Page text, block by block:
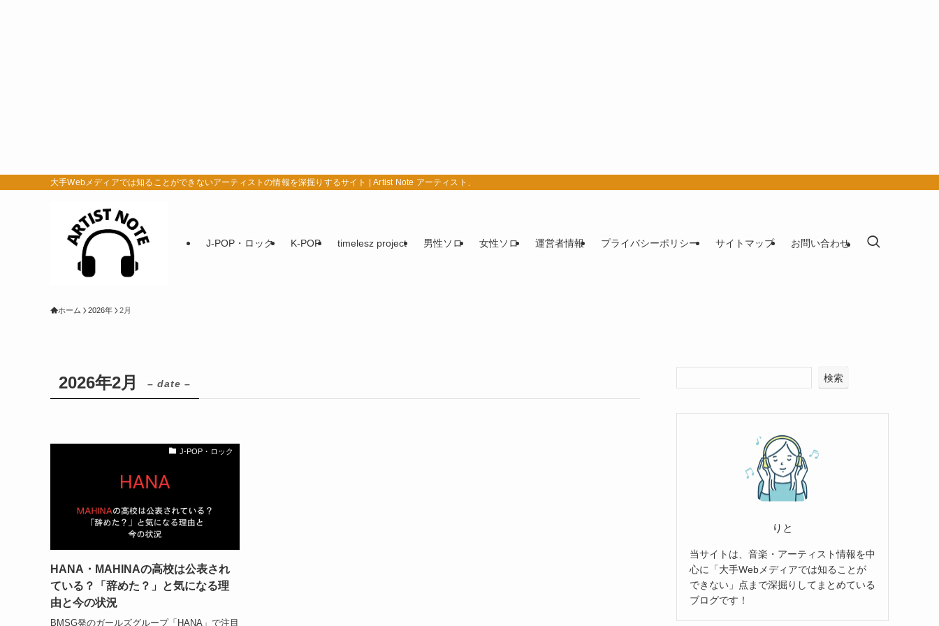
大手Webメディアでは知ることができないアーティストの情報を深掘りするサイト | Artist Note アーティストノート
J-POP・ロック K-POP timelesz project 男性ソロ 女性ソロ 運営者情報 プライバシーポリシー サイトマップ お問い合わせ
ホーム 2026年 2月
2026年2月 – date –
J-POP・ロック
HANA・MAHINAの高校は公表され
ている？「辞めた？」と気になる理
由と今の状況
BMSG発のガールズグループ「HANA」で注目
検索
りと
当サイトは、音楽・アーティスト情報を中
心に「大手Webメディアでは知ることが
できない」点まで深掘りしてまとめている
ブログです！